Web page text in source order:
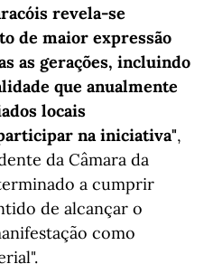
revela-se
de maior expressão
as gerações, incluindo
que anualmente
locais
na iniciativa",
da Câmara da
a cumprir
de alcançar o
como